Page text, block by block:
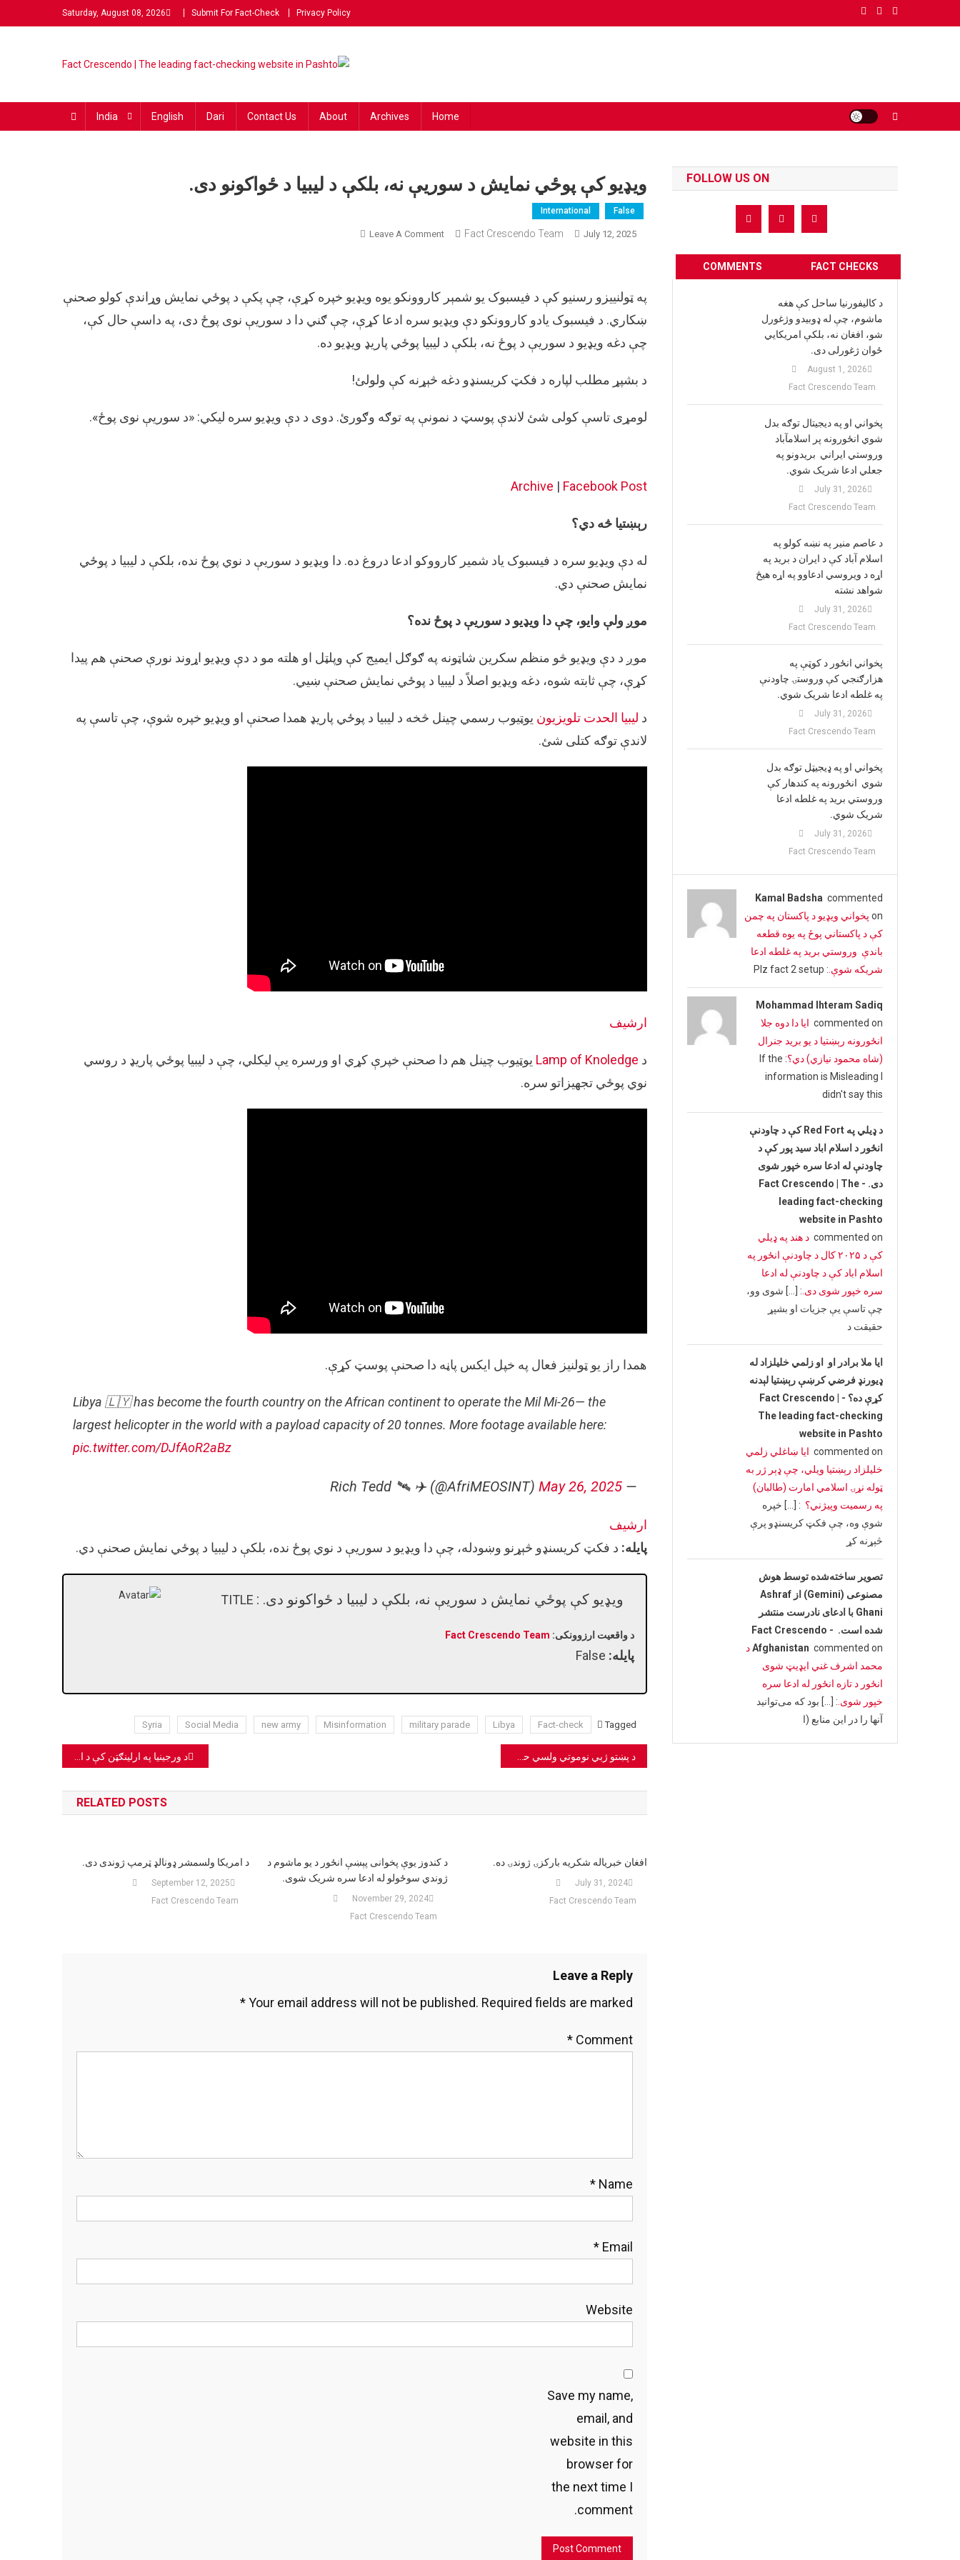
to
Saturday, August 08, 2026 Privacy Policy
Submit For Fact-Check
fact-checking website in Pashto
Home
Archives
About
Contact Us
Dari
English
India
ویډیو کې پوځي نمایش د سوریې نه، بلکې د لیبیا د ځواکونو دی.
False
International
July 12, 2025
Fact Crescendo Team
Leave A Comment
نمایش
سوریې
نه،
د
په ټولنییزو رسنیو کې د فیسبوک یو شمېر کاروونکو یوه ویډیو خپره کړې، چې پکې د پوځي نمایش وړاندې کولو صحنې
ښکاري. د فیسبوک یادو کاروونکو دې ویډیو سره ادعا کړې، چې ګني دا د سوریې نوی پوځ دی، په داسې حال کې،
چې دغه ویډیو د سوریې د پوځ نه، بلکې د لیبیا پوځي پاریډ ویډیو ده.
د بشپړ مطلب لپاره د فکټ کریسنډو دغه څېړنه کې ولولئ!
لومړی تاسې کولی شئ لاندې پوسټ د نمونې په توګه وګورئ. دوی د دې ویډیو سره لیکي: «د سوریې نوی پوځ».
Archive | Facebook Post
رېښتیا څه دي؟
له دې ویډیو سره د فیسبوک یاد شمیر کارووکو ادعا دروغ ده. دا ویډیو د سوریې د نوي پوځ نده، بلکې د لیبیا د پوځي
نمایش صحنې دي.
موږ ولې وایو، چې دا ویډیو د سوریې د پوځ نده؟
موږ د دې ویډیو څو منظم سکرین شاټونه په ګوګل ایمیج کې وپلټل او هلته مو د دې ویډیو اړوند نورې صحنې هم پیدا
کړې، چې ثابته شوه، دغه ویډیو اصلاً د لیبیا د پوځي نمایش صحنې ښیي.
د لیبیا الحدت تلویزیون یوټیوب رسمي چینل څخه د لیبیا د پوځي پاریډ همدا صحنې او ویډیو خپره شوې، چې تاسې په
لاندې توګه کتلی شئ.
ارشیف
د Lamp of Knoledge یوټیوب چینل هم دا صحنې خپرې کړي‌ او ورسره یې لیکلي، چې د لیبیا پوځي پاریډ د روسي
نوي پوځي تجهیزاتو سره.
همدا راز یو ټولنیز فعال په خپل ایکس پاڼه دا صحنې پوسټ کړې.
Libya 🇱🇾 has become the fourth country on the African continent to operate the Mil Mi-26— the
largest helicopter in the world with a payload capacity of 20 tonnes. More footage available here:
pic.twitter.com/DJfAoR2aBz
— Rich Tedd 🛰 ✈️ (@AfriMEOSINT)
May 26, 2025
ارشیف
پایله: د فکټ کریسنډو څېړنو وښودله، چې دا ویډیو د سوریې د نوي پوځ نده، بلکې د لیبیا د پوځي نمایش صحنې دي.
ویډیو کې پوځي نمایش د سوریې نه، بلکې د لیبیا د ځواکونو دی. :
د واقعیت ارزوونکی: Fact Crescendo Team
پایله:
Tagged
Fact-check
Libya
military parade
Misinformation
new army
Social Media
Syria
Post
navigation
د ورجینیا په ارلینګټن کې د ایمیزون موټر د اور لګېدو ویډیو په واشنګټن کې د ترهګریزې چاودنې په توګه شریک شوی.
RELATED POSTS
د امریکا ولسمشر ډونالډ ټرمپ ژوندی دی.
September 12, 2025
Fact Crescendo Team
د کندوز یوې پخوانی پېښې انځور د یو ماشوم د
ژوندي سوځولو له ادعا سره شریک شوی.
November 29, 2024
Fact Crescendo Team
افغان خبریاله شکریه بارکزۍ ژوندۍ ده.
July 31, 2024
Fact Crescendo Team
Leave a Reply
Your email address will not be published. Required fields are marked
*
Comment
*
Name
*
Email
*
Website
Save my name,
email, and
website in this
browser for
the next time I
comment.
FOLLOW US ON
FACT CHECKS
COMMENTS
د کالیفورنیا ساحل کې هغه
ماشوم، چې له ډوبیدو وژغورل
شو، افغان نه، بلکې امریکایي
ځوان ژغورلی دی.
August 1, 2026
Fact Crescendo Team
پخواني او په دیجیتال توګه بدل
شوي انځورونه پر اسلامآباد
وروستي ایراني بريدونو په
جعلي ادعا شریک شوي.
July 31, 2026
Fact Crescendo Team
د عاصم منیر په نښه کولو په
اسلام آباد کې د ایران د برید په
اړه د ویروسي ادعاوو په اړه هیڅ
شواهد نشته
July 31, 2026
Fact Crescendo Team
پخواني انځور د کوټې په
هزارګنجي کې وروستۍ چاودنې
په غلطه ادعا شریک شوي.
July 31, 2026
Fact Crescendo Team
پخواني او په ډيجيټل توګه بدل
شوي انځورونه په کندهار کې
وروستي برید په غلطه ادعا
شریک شوي.
July 31, 2026
Fact Crescendo Team
Kamal Badsha commented
on پخواني ویډیو د پاکستان په چمن
کې د پاکستاني پوځ په یوه قطعه
باندې وروستي برید په غلطه ادعا
شریکه شوې. : Plz fact 2 setup
Mohammad Ihteram Sadiq
commented on ایا دا دوه جلا
انځورونه رېښتیا د یو برید جنرال
(شاه محمود نیازي) دي؟ : If the
information is Misleading I
didn't say this
د ډیلي په Red Fort کې د چاودنې
انځور د اسلام اباد سید پور کې د
چاودنې له ادعا سره خپور شوی
دی. - Fact Crescendo | The
leading fact-checking
website in Pashto
commented on د هند په ډیلي
کې د ۲۰۲۵ کال د چاودنې انځور په
اسلام اباد کې د چاودنې له ادعا
سره خپور شوی دی. : […] شوی وو،
چې تاسې یې جزیات او بشپړ
حقیقت د
ایا ملا برادر او او زلمي خلیلزاد له
ډیورنډ فرضي کرښې رېښتیا لېدنه
کړې ده؟ - Fact Crescendo |
The leading fact-checking
website in Pashto
commented on ایا ښاغلي زلمي
خلیلزاد رېښتیا ویلي، چې ډېر ژر به
ټوله نړۍ اسلامي امارت (طالبان)
په رسمیت وپیژني؟ : […] خپره
شوې وه، چې فکټ کریسنډو پرې
څېړنه کړ
تصویر ساخته‌شده توسط هوش
مصنوعی (Gemini) از Ashraf
Ghani با ادعای نادرست منتشر
شده است. - Fact Crescendo
Afghanistan commented on
د
محمد اشرف غني ایډیټ شوی
انځور د تازه انځور له ادعا سره
خپور شوی. : […] بود که می‌توانید
آنها را در این منابع (ا